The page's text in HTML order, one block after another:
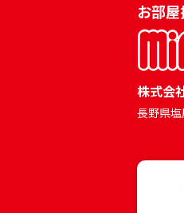
お部
株式会
長野県